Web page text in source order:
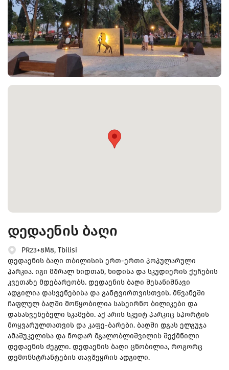
დედაენის ბაღი
PR23+8M8, Tbilisi
დედაენის ბაღი თბილისის ერთ-ერთი პოპულარული
პარკია. იგი მშრალ ხიდთან, ხიდისა და სკუდიერის ქუჩების
კვეთაზე მდებარეობს. დედაენის ბაღი შესანიშნავი
ადგილია დასვენებისა და განტვირთვისთვის. მწვანეში
ჩაფლულ ბაღში მოწყობილია სასეირნო ბილიკები და
დასასვენებელი სკამები. აქ არის სკეიტ პარკიც სპორტის
მოყვარულთათვის და კაფე-ბარები. ბაღში დგას ელგუჯა
ამაშუკელისა და ნოდარ მგალობლიშვილის შექმნილი
დედაენის ძეგლი. დედაენის ბაღი ცნობილია, როგორც
დემონსტრანტების თავშეყრის ადგილი.